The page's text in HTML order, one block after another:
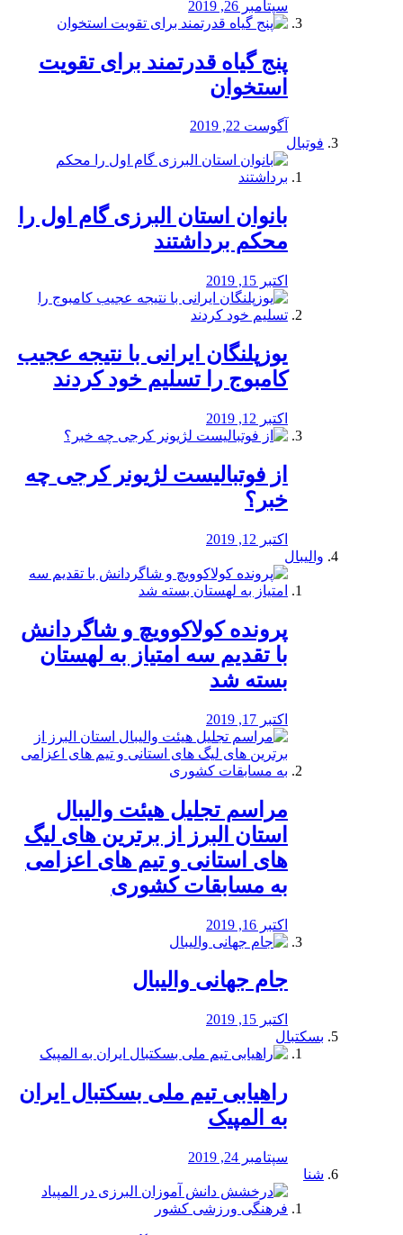
سپتامبر 26, 2019
پنج گیاه قدرتمند برای تقویت
استخوان
آگوست 22, 2019
فوتبال
بانوان استان البرزی گام اول را
محكم برداشتند
اکتبر 15, 2019
یوزپلنگان ایرانی با نتیجه عجیب
کامبوج را تسلیم خود کردند
اکتبر 12, 2019
از فوتبالیست لژیونر کرجی چه
خبر؟
اکتبر 12, 2019
والیبال
پرونده کولاکوویچ و شاگردانش
با تقدیم سه امتیاز به لهستان
بسته شد
اکتبر 17, 2019
مراسم تجلیل هیئت والیبال
استان البرز از برترین های لیگ
های استانی و تیم های اعزامی
به مسابقات کشوری
اکتبر 16, 2019
جام جهانی والیبال
اکتبر 15, 2019
بسکتبال
راهیابی تیم ملی بسکتبال ایران
به المپیک
سپتامبر 24, 2019
شنا